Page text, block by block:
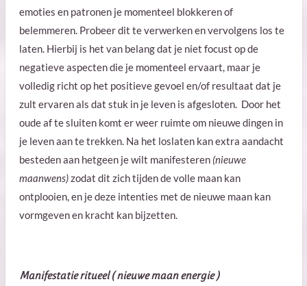
emoties en patronen je momenteel blokkeren of
belemmeren. Probeer dit te verwerken en vervolgens los te
laten. Hierbij is het van belang dat je niet focust op de
negatieve aspecten die je momenteel ervaart, maar je
volledig richt op het positieve gevoel en/of resultaat dat je
zult ervaren als dat stuk in je leven is afgesloten. Door het
oude af te sluiten komt er weer ruimte om nieuwe dingen in
je leven aan te trekken. Na het loslaten kan extra aandacht
besteden aan hetgeen je wilt manifesteren (nieuwe
maanwens)zodat dit zich tijdende volle maan kan
ontplooien, en je deze intenties met de nieuwe maan kan
vormgeven en kracht kan bijzetten.
Manifestatie ritueel ( nieuwe maan energie )